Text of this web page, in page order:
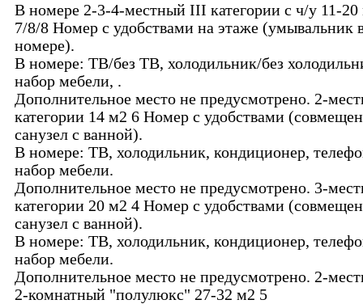
В номере 2-3-4-местный III категории с ч/у 11-20
7/8/8 Номер с удобствами на этаже (умывальник
номере).
В номере: ТВ/без ТВ, холодильник/без
набор мебели, .
Дополнительное место не предусмотрено. 2-
категории 14 м2 6 Номер с удобствами
санузел с ванной).
В номере: ТВ, холодильник, кондиционер,
набор мебели.
Дополнительное место не предусмотрено. 3-
категории 20 м2 4 Номер с удобствами
санузел с ванной).
В номере: ТВ, холодильник, кондиционер,
набор мебели.
Дополнительное место не предусмотрено. 2-
2-комнатный "полулюкс" 27-32 м2 5